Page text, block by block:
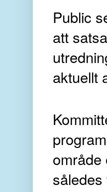
Public
att
aktuellt
område